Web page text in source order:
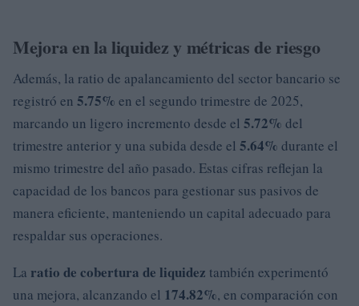
Mejora en la liquidez y métricas de riesgo
Además, la ratio de apalancamiento del sector bancario se
registró en 5.75% en el segundo trimestre de 2025,
marcando un ligero incremento desde el 5.72% del
trimestre anterior y una subida desde el 5.64% durante el
mismo trimestre del año pasado. Estas cifras reflejan la
capacidad de los bancos para gestionar sus pasivos de
manera eficiente, manteniendo un capital adecuado para
respaldar sus operaciones.
La ratio de cobertura de liquidez también experimentó
una mejora, alcanzando el 174.82%, en comparación con